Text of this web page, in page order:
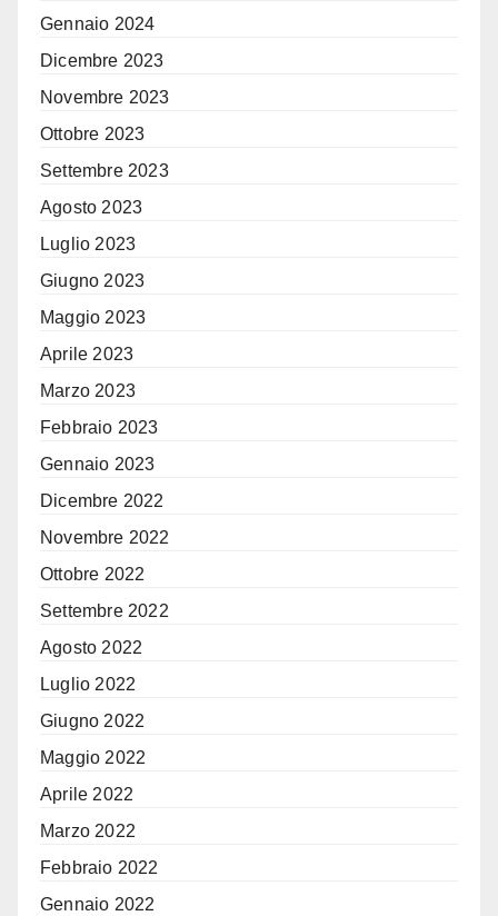
Gennaio 2024
Dicembre 2023
Novembre 2023
Ottobre 2023
Settembre 2023
Agosto 2023
Luglio 2023
Giugno 2023
Maggio 2023
Aprile 2023
Marzo 2023
Febbraio 2023
Gennaio 2023
Dicembre 2022
Novembre 2022
Ottobre 2022
Settembre 2022
Agosto 2022
Luglio 2022
Giugno 2022
Maggio 2022
Aprile 2022
Marzo 2022
Febbraio 2022
Gennaio 2022